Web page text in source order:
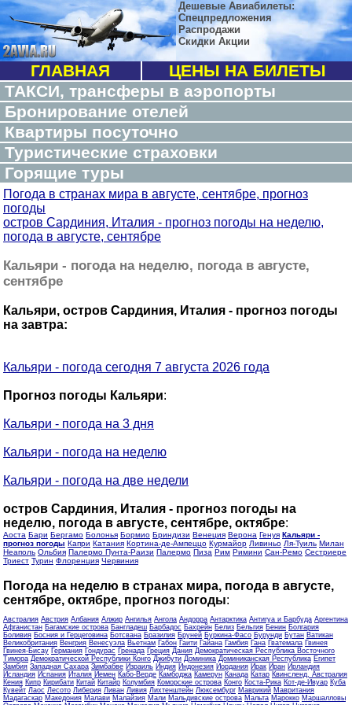
Дешевые Авиабилеты:
Спецпредложения
Распродажи
Скидки Акции
ГЛАВНАЯ
ЦЕНЫ НА БИЛЕТЫ
ТАКСИ, трансферы в аэропорты
Бронирование отелей
Квартиры посуточно
Туристические страховки
Горящие туры
Погода в странах мира в августе, сентябре, прогноз
погоды
остров Сардиния, Италия - прогноз погоды на неделю,
погода в августе, сентябре
Кальяри - погода на неделю, погода в августе,
сентябре
Кальяри, остров Сардиния, Италия - прогноз погоды
на завтра:
Кальяри - погода сегодня 7 августа 2026 года
Прогноз погоды Кальяри:
Кальяри - погода на 3 дня
Кальяри - погода на неделю
Кальяри - погода на две недели
остров Сардиния, Италия - прогноз погоды на
неделю, погода в августе, сентябре, октябре:
Аоста Бари Бергамо Болонья Бормио Бриндизи Венеция Верона Генуя Кальяри -
прогноз погоды Капри Катания Кортина-де-Ампеццо Курмайор Ливиньо Ля-Туиль Милан
Неаполь Ольбия Палермо Пунта-Раизи Палермо Пиза Рим Римини Сан-Ремо Сестриере
Триест Турин Флоренция Червиния
Погода на неделю в странах мира, погода в августе,
сентябре, октябре, прогноз погоды:
Австралия Австрия Албания Алжир Ангилья Ангола Андорра Антарктика Антигуа и Барбуда Аргентина
Афганистан Багамские острова Бангладеш Барбадос Бахрейн Белиз Бельгия Бенин Болгария
Боливия Босния и Герцеговина Ботсвана Бразилия Бруней Буркина-Фасо Бурунди Бутан Ватикан
Великобритания Венгрия Венесуэла Вьетнам Габон Гаити Гайана Гамбия Гана Гватемала Гвинея
Гвинея-Бисау Германия Гондурас Гренада Греция Дания Демократическая Республика Восточного
Тимора Демократической Республики Конго Джибути Доминика Доминиканская Республика Египет
Замбия Западная Сахара Зимбабве Израиль Индия Индонезия Иордания Ирак Иран Ирландия
Исландия Испания Италия Йемен Кабо-Верде Камбоджа Камерун Канада Катар Квинсленд, Австралия
Кения Кипр Кирибати Китай Китайр Колумбия Коморские острова Конго Коста-Рика Кот-де-Ивуар Куба
Кувейт Лаос Лесото Либерия Ливан Ливия Лихтенштейн Люксембург Маврикий Мавритания
Мадагаскар Македония Малави Малайзия Мали Мальдивские острова Мальта Марокко Маршалловы